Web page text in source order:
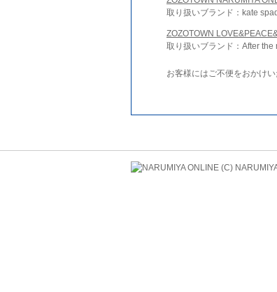
取り扱いブランド：kate
ZOZOTOWN
取り扱いブランド：After
お客様にはご不便をおかけ